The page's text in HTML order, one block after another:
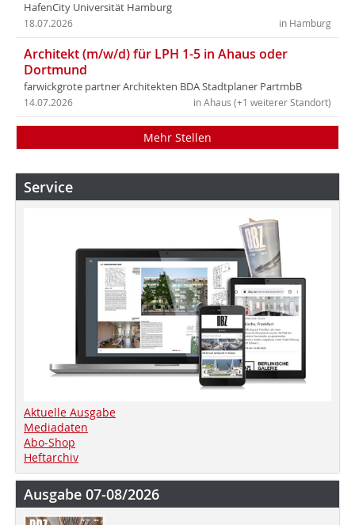
HafenCity Universität Hamburg
in Hamburg
18.07.2026
Architekt (m/w/d) für LPH 1-5 in Ahaus oder
Dortmund
farwickgrote partner Architekten BDA Stadtplaner PartmbB
in Ahaus (+1 weiterer Standort)
14.07.2026
Mehr Stellen
Service
Aktuelle Ausgabe
Mediadaten
Abo-Shop
Heftarchiv
Ausgabe 07-08/2026